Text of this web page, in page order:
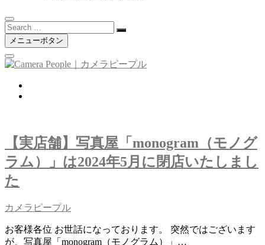
Search
…メニューボタン
【実店舗】写真屋「monogram（モノグ
ラム）」は2024年5月に閉店いたしまし
た
カメラピープル
お客様各位 お世話になっております。 突然ではございます
が、写真屋「monogram（モノグラム）」…